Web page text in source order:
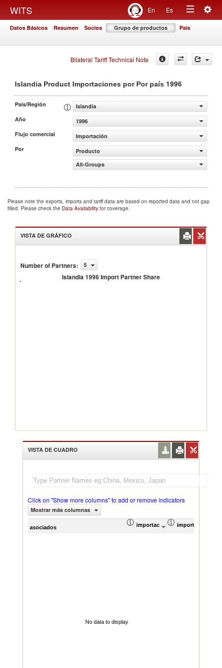
WITS En Es
Toggle
Datos Básicos Resumen Socios Grupo de productos País
Bilateral Tariff Technical Note
Islandia Product Importaciones por Por país 1996
País/Región
Islandia
Año
1996
Flujo comercial
Importación
Por
Producto
All-Groups
Please note the exports, imports and tariff data are based on reported data and not gap
filled. Please check the Data Availability for coverage.
VISTA DE GRÁFICO
Number of Partners: 5
Islandia 1996 Import Partner Share
Islandia
Import
VISTA DE CUADRO
Click on "Show more columns" to add or remove indicators
Mostrar más columnas
asociados importación Valor del comercio
importación
No data to display